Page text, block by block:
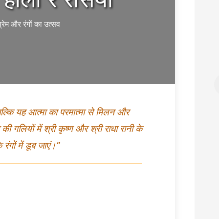
और रंगों का उत्सव
यह आत्मा का परमात्मा से मिलन और
गलियों में श्री कृष्ण और श्री राधा रानी के
रंगों में डूब जाएं।”
Mantra)
मंगलाय नमो नमः
हूं, जो साहस,
प्रतीक है।
अर्थ:मैं दिवाकर सूर्य को प्रणाम करता हूं, जो